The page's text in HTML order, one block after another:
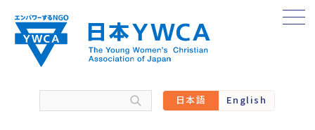
content
日本語 English